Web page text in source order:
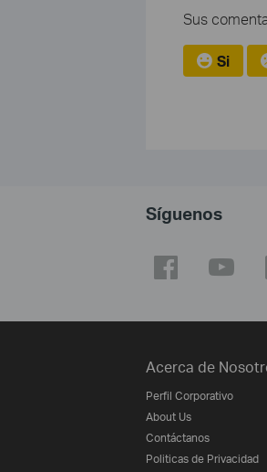
Sus
Si
Síguenos
Acerca de
Perfil Corporativo
About Us
Contáctanos
Politicas de Privacidad